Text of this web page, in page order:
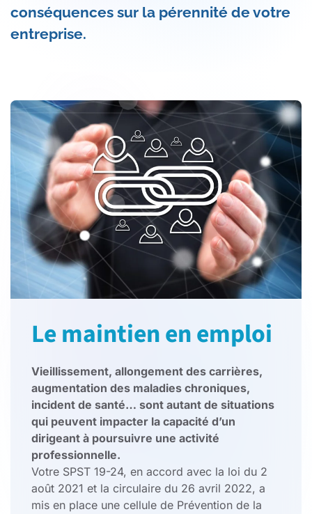
conséquences sur la pérennité de votre
entreprise.
Le maintien en emploi
Vieillissement, allongement des carrières,
augmentation des maladies chroniques,
incident de santé… sont autant de situations
qui peuvent impacter la capacité d’un
dirigeant à poursuivre une activité
professionnelle.
Votre SPST 19-24, en accord avec la loi du 2
août 2021 et la circulaire du 26 avril 2022, a
mis en place une cellule de Prévention de la